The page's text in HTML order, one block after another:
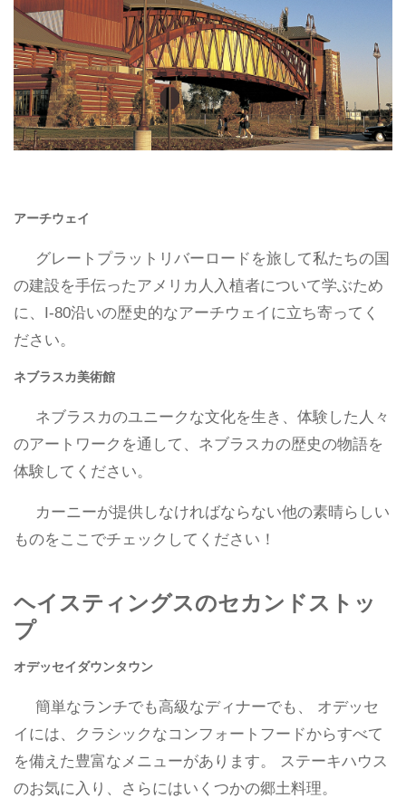
アーチウェイ
グレートプラットリバーロードを旅して私たちの国
の建設を手伝ったアメリカ人入植者について学ぶため
に、I-80沿いの歴史的なアーチウェイに立ち寄ってく
ださい。
ネブラスカ美術館
ネブラスカのユニークな文化を生き、体験した人々
のアートワークを通して、ネブラスカの歴史の物語を
体験してください。
カーニーが提供しなければならない他の素晴らしい
ものをここでチェックしてください！
ヘイスティングスのセカンドストッ
プ
オデッセイダウンタウン
簡単なランチでも高級なディナーでも、 オデッセ
イには、クラシックなコンフォートフードからすべて
を備えた豊富なメニューがあります。 ステーキハウス
のお気に入り、さらにはいくつかの郷土料理。